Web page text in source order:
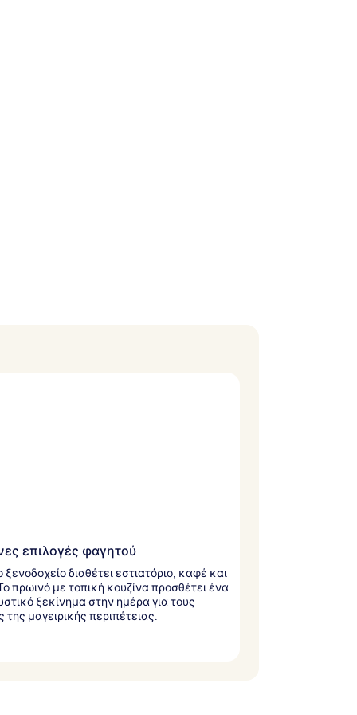
επιλογές φαγητού
ξενοδοχείο διαθέτει εστιατόριο, καφέ και
πρωινό με τοπική κουζίνα προσθέτει ένα
ξεκίνημα στην ημέρα για τους
της μαγειρικής περιπέτειας.